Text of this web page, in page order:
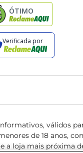
válidos
de 18 anos,
a loja mais próxima